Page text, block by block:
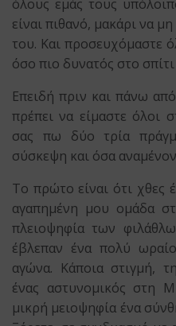
όλους εμάς τους
είναι πιθανό, μακάρι να
του. Και προσευχόμαστε
όσο πιο δυνατός στο
Επειδή πριν και πάνω
πρέπει να είμαστε όλοι
σας πω δύο τρία
σύσκεψη και όσα
Το πρώτο είναι ότι χθες
αγαπημένη μου ομάδα
πλειοψηφία των
έβλεπαν ένα πολύ
αγώνα. Κάποια στιγμή,
ένας αστυνομικός στη
μικρή μειοψηφία ένα